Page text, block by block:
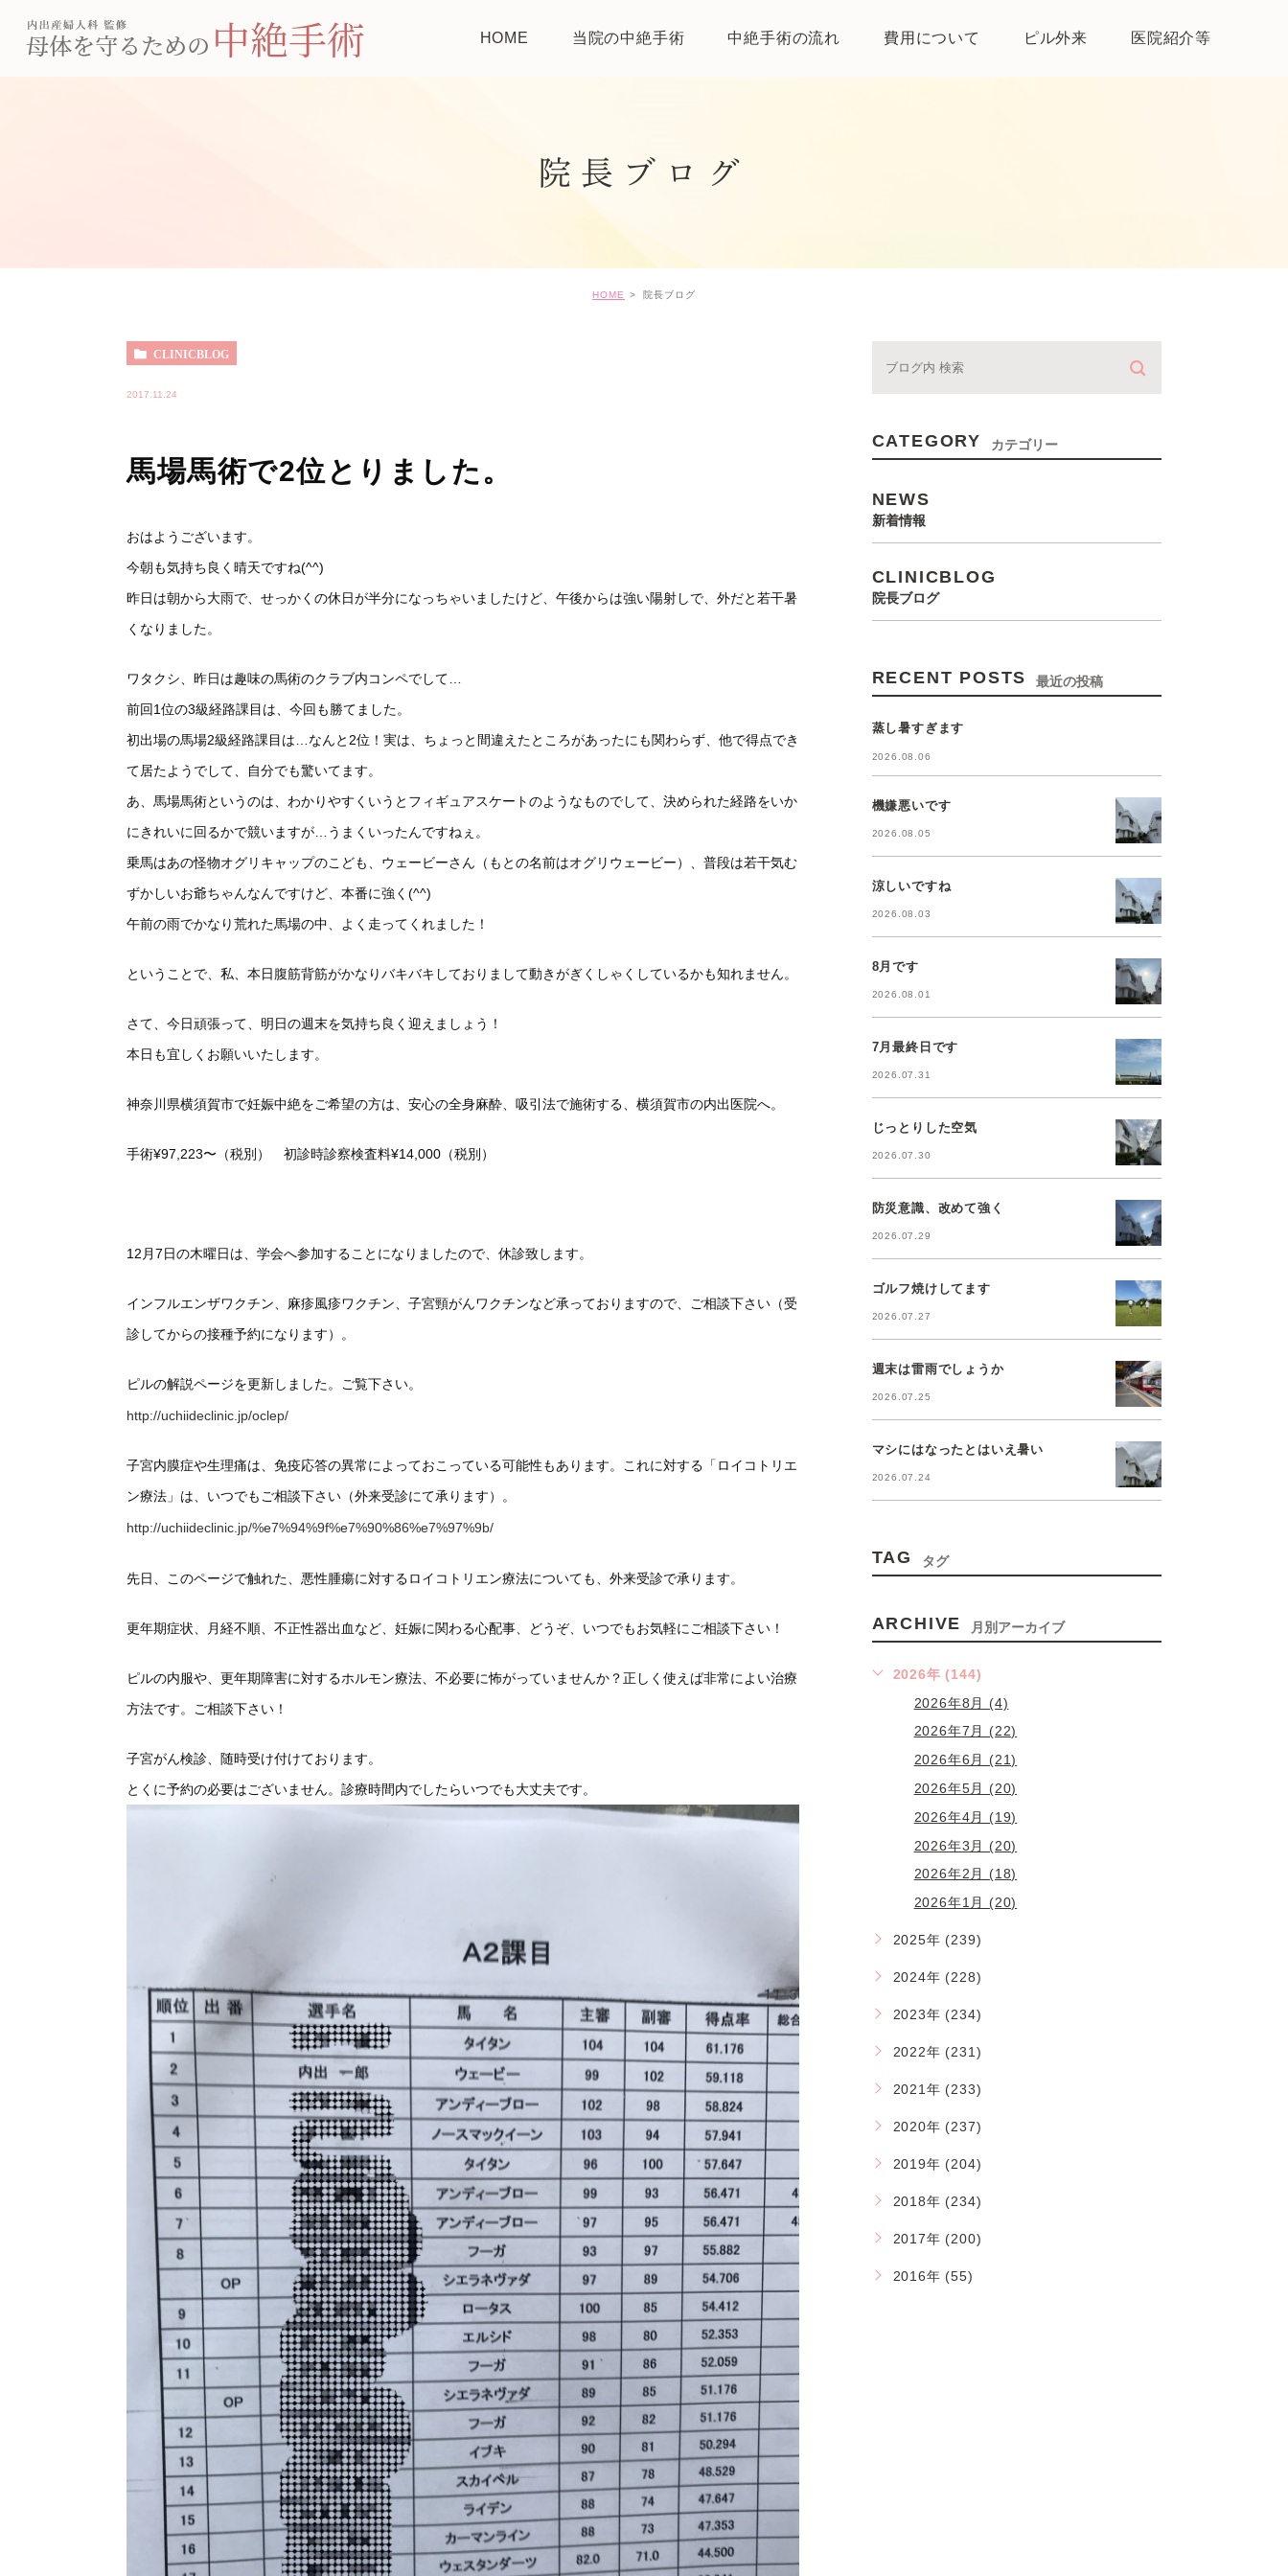
HOME 当院の中絶手術 中絶手術の流れ 費用について ピル外来 医院紹介等
院長ブログ
HOME 院長ブログ
CLINICBLOG
2017.11.24
馬場馬術で2位とりました。
おはようございます。
今朝も気持ち良く晴天ですね(^^)
昨日は朝から大雨で、せっかくの休日が半分になっちゃいましたけど、午後からは強い陽射しで、外だと若干暑
くなりました。
ワタクシ、昨日は趣味の馬術のクラブ内コンペでして…
前回1位の3級経路課目は、今回も勝てました。
初出場の馬場2級経路課目は…なんと2位！実は、ちょっと間違えたところがあったにも関わらず、他で得点でき
て居たようでして、自分でも驚いてます。
あ、馬場馬術というのは、わかりやすくいうとフィギュアスケートのようなものでして、決められた経路をいか
にきれいに回るかで競いますが…うまくいったんですねぇ。
乗馬はあの怪物オグリキャップのこども、ウェービーさん（もとの名前はオグリウェービー）、普段は若干気む
ずかしいお爺ちゃんなんですけど、本番に強く(^^)
午前の雨でかなり荒れた馬場の中、よく走ってくれました！
ということで、私、本日腹筋背筋がかなりバキバキしておりまして動きがぎくしゃくしているかも知れません。
さて、今日頑張って、明日の週末を気持ち良く迎えましょう！
本日も宜しくお願いいたします。
神奈川県横須賀市で妊娠中絶をご希望の方は、安心の全身麻酔、吸引法で施術する、横須賀市の内出医院へ。
手術¥97,223〜（税別） 初診時診察検査料¥14,000（税別）
12月7日の木曜日は、学会へ参加することになりましたので、休診致します。
インフルエンザワクチン、麻疹風疹ワクチン、子宮頸がんワクチンなど承っておりますので、ご相談下さい（受
診してからの接種予約になります）。
ピルの解説ページを更新しました。ご覧下さい。
http://uchiideclinic.jp/oclep/
子宮内膜症や生理痛は、免疫応答の異常によっておこっている可能性もあります。これに対する「ロイコトリエ
ン療法」は、いつでもご相談下さい（外来受診にて承ります）。
http://uchiideclinic.jp/%e7%94%9f%e7%90%86%e7%97%9b/
先日、このページで触れた、悪性腫瘍に対するロイコトリエン療法についても、外来受診で承ります。
更年期症状、月経不順、不正性器出血など、妊娠に関わる心配事、どうぞ、いつでもお気軽にご相談下さい！
ピルの内服や、更年期障害に対するホルモン療法、不必要に怖がっていませんか？正しく使えば非常によい治療
方法です。ご相談下さい！
子宮がん検診、随時受け付けております。
とくに予約の必要はございません。診療時間内でしたらいつでも大丈夫です。
CATEGORY カテゴリー
NEWS
新着情報
CLINICBLOG
院長ブログ
RECENT POSTS 最近の投稿
蒸し暑すぎます
2026.08.06
機嫌悪いです
2026.08.05
涼しいですね
2026.08.03
8月です
2026.08.01
7月最終日です
2026.07.31
じっとりした空気
2026.07.30
防災意識、改めて強く
2026.07.29
ゴルフ焼けしてます
2026.07.27
週末は雷雨でしょうか
2026.07.25
マシにはなったとはいえ暑い
2026.07.24
TAG タグ
ARCHIVE 月別アーカイブ
2026年 (144)
2026年8月 (4)
2026年7月 (22)
2026年6月 (21)
2026年5月 (20)
2026年4月 (19)
2026年3月 (20)
2026年2月 (18)
2026年1月 (20)
2025年 (239)
2024年 (228)
2023年 (234)
2022年 (231)
2021年 (233)
2020年 (237)
2019年 (204)
2018年 (234)
2017年 (200)
2016年 (55)